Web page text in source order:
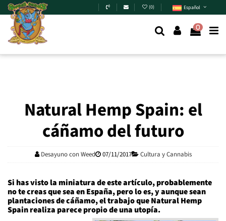
Skip to main content (0) Español
0
Natural Hemp Spain: el
cáñamo del futuro
Desayuno con Weed 07/11/2017 Cultura y Cannabis
Si has visto la miniatura de este artículo, probablemente
no te creas que sea en España, pero lo es, y aunque sean
plantaciones de cáñamo, el trabajo que Natural Hemp
Spain realiza parece propio de una utopía.